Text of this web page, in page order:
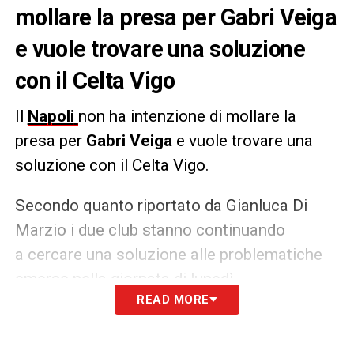
mollare la presa per Gabri Veiga
e vuole trovare una soluzione
con il Celta Vigo
Il Napoli non ha intenzione di mollare la
presa per Gabri Veiga e vuole trovare una
soluzione con il Celta Vigo.
Secondo quanto riportato da Gianluca Di
Marzio i due club stanno continuando
a cercare una soluzione alle problematiche
emerse nella giornata di lunedì.
READ MORE